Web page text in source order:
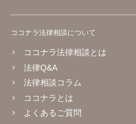
ココナラ法律相談について
ココナラ法律相談とは
法律Q&A
法律相談コラム
ココナラとは
よくあるご質問